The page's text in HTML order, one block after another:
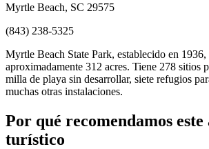
Myrtle Beach, SC 29575
(843) 238-5325
Myrtle Beach State Park, establecido en 1936,
aproximadamente 312 acres. Tiene 278 sitios
milla de playa sin desarrollar, siete refugios
muchas otras instalaciones.
Por qué recomendamos
turístico